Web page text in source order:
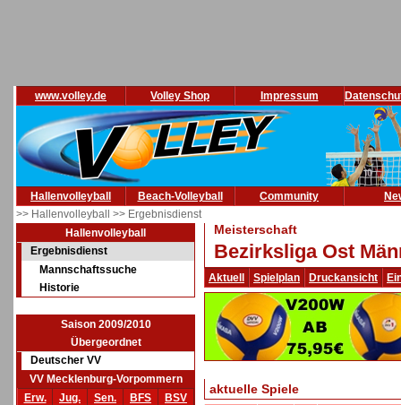
www.volley.de Volley Shop Impressum
Hallenvolleyball Beach-Volleyball Community
>> Hallenvolleyball >> Ergebnisdienst
Hallenvolleyball
Ergebnisdienst
Mannschaftssuche
Historie
Saison 2009/2010
Übergeordnet
Deutscher VV
VV Mecklenburg-Vorpommern
Erw.
Jug. Sen. BFS
BSV
Meisterschaft
Bezirksliga Ost
Aktuell Spielplan Druckansicht
aktuelle Spiele